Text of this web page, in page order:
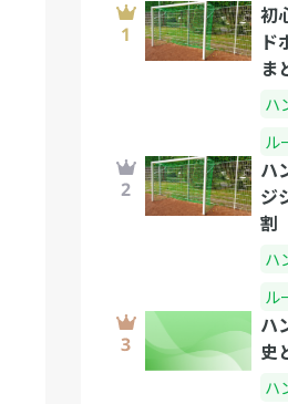
初
ド
ま
ハ
ル
ハ
ジ
割
ハ
ル
ハ
史
ハ